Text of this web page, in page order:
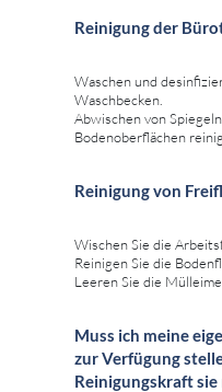
Reinigung der
Waschen und
Waschbecken.
Abwischen von
Bodenoberflächen
Reinigung von
Wischen Sie die
Reinigen Sie die
Leeren Sie die
Muss ich meine
zur Verfügung
Reinigungskraft sie